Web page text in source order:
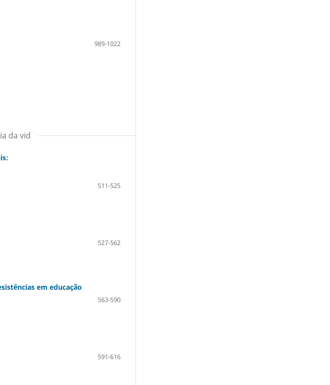
989-1022
da vid
511-525
527-562
em educação
563-590
591-616